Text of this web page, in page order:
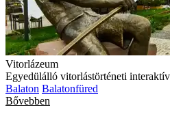
Vitorlázeum
Egyedülálló vitorlástörténeti
Balaton Balatonfüred
Bővebben